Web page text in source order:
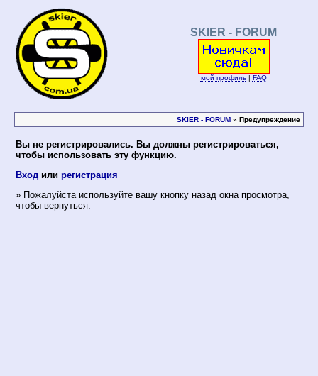
SKIER - FORUM
мой профиль| FAQ
SKIER - FORUM » Предупреждение
Вы не регистрировались. Вы должны регистрироваться,
чтобы использовать эту функцию.
Вход или регистрация
» Пожалуйста используйте вашу кнопку назад окна просмотра,
чтобы вернуться.